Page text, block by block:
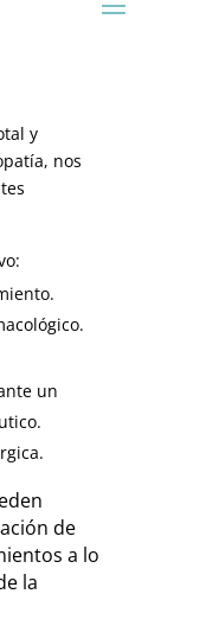
y
nos
un
de
a lo
la